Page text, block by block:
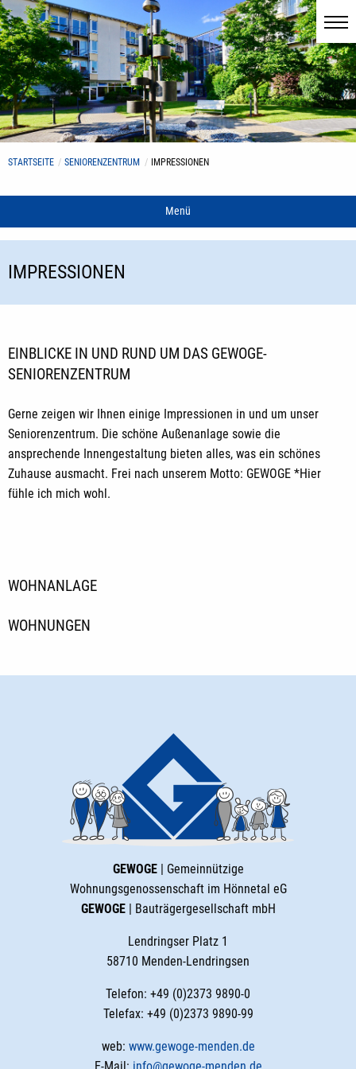
STARTSEITE SENIORENZENTRUM IMPRESSIONEN
Menü
IMPRESSIONEN
EINBLICKE IN UND RUND UM DAS GEWOGE-
SENIORENZENTRUM
Gerne zeigen wir Ihnen einige Impressionen in und um unser
Seniorenzentrum. Die schöne Außenanlage sowie die
ansprechende Innengestaltung bieten alles, was ein schönes
Zuhause ausmacht. Frei nach unserem Motto: GEWOGE *Hier
fühle ich mich wohl.
WOHNANLAGE
WOHNUNGEN
GEWOGE| Gemeinnützige
Wohnungsgenossenschaft im Hönnetal eG
GEWOGE| Bauträgergesellschaft mbH
Lendringser Platz 1
58710 Menden-Lendringsen
Telefon: +49 (0)2373 9890-0
Telefax: +49 (0)2373 9890-99
web: www.gewoge-menden.de